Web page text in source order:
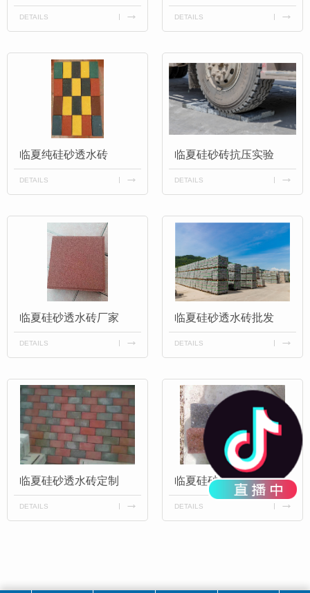
DETAILS DETAILS
临夏纯硅砂透水砖
DETAILS
临夏硅砂砖抗压实验
DETAILS
临夏硅砂透水砖厂家
DETAILS
临夏硅砂透水砖批发
DETAILS
临夏硅砂透水砖定制
DETAILS
临夏硅砂透水砖厂
DETAILS